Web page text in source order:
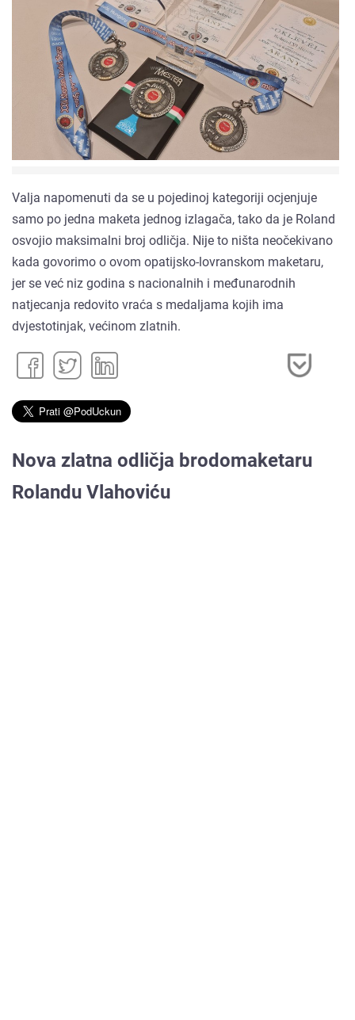
Valja napomenuti da se u pojedinoj kategoriji ocjenjuje
samo po jedna maketa jednog izlagača, tako da je Roland
osvojio maksimalni broj odličja. Nije to ništa neočekivano
kada govorimo o ovom opatijsko-lovranskom maketaru,
jer se već niz godina s nacionalnih i međunarodnih
natjecanja redovito vraća s medaljama kojih ima
dvjestotinjak, većinom zlatnih.
Nova zlatna odličja brodomaketaru
Rolandu Vlahoviću